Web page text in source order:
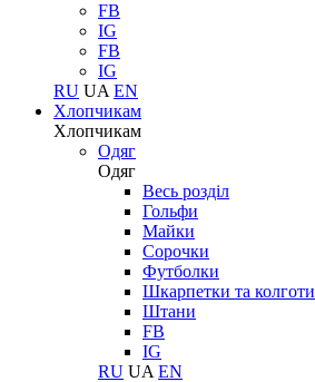
FB
IG
FB
IG
RU UA EN
Хлопчикам
Хлопчикам
Одяг
Одяг
Весь розділ
Гольфи
Майки
Сорочки
Футболки
Шкарпетки та колготи
Штани
FB
IG
RU UA EN